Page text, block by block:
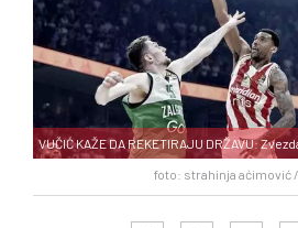
foto: strahinja aćimović
VUČIĆ KAŽE DA REKETIRAJU DRŽAVU: